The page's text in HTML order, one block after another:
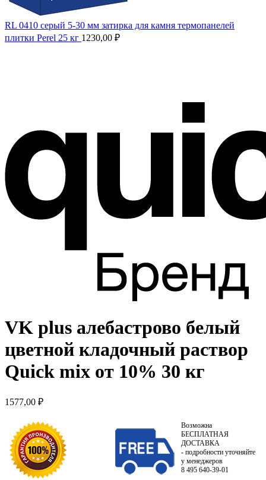
RL 0410 серый 5-30 мм затирка для камня термопанелей
плитки Perel 25 кг 1230,00 ₽
VK plus алебастрово белый
цветной кладочный раствор
Quick mix от 10% 30 кг
1577,00 ₽
Возможна
БЕСПЛАТНАЯ
ДОСТАВКА
- подробности уточняйте
у менеджеров
8 495 640-39-01